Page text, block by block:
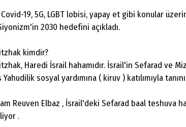
19, 5G, LGBT lobisi, yapay et gibi konular
2030 hedefini açıkladı.
kimdir?
Haredi İsrail hahamıdır. İsrail'in Sefarad ve
sosyal yardımına ( kiruv ) katılımıyla
Reuven Elbaz , İsrail'deki Sefarad baal teshuva
.